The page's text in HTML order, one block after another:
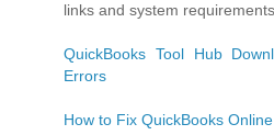
links and system
QuickBooks Tool Hub
Errors
How to Fix QuickBooks